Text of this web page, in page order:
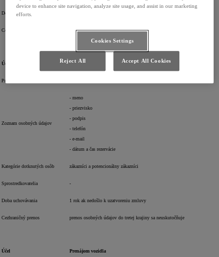
Doba uchovávania
Cezhraničný prenos prenos osobných údajov do tretej krajiny sa neuskutočňuje
Účel Skúšobná jazda
Právny základ
Zoznam osobných údajov
- meno
- priezvisko
- podpis
- telefón
- e-mail
- dátum a čas rezervácie
Kategórie dotknutých osôb zákazníci a potencionálny zákazníci
Sprostredkovatelia -
Doba uchovávania 1 rok ak nedošlo k uzatvoreniu zmluvy
Cezhraničný prenos prenos osobných údajov do tretej krajiny sa neuskutočňuje
Účel Prenájom vozidla
device to enhance site navigation, analyze site usage, and assist in our marketing
efforts.
Cookies Settings
Reject All Accept All Cookies